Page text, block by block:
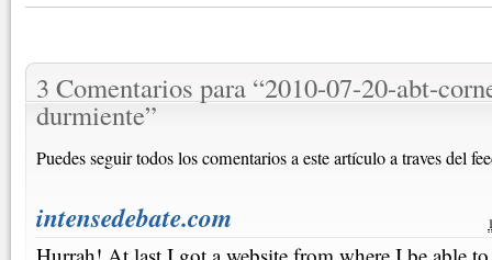
3 Comentarios para “2010-07-20-abt-
durmiente”
Puedes seguir todos los comentarios a este artículo a traves del
intensedebate.com